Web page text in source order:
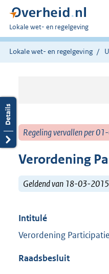
U
bent
hier:
Lokale wet- en regelgeving
Lokale wet- en regelgeving
Regeling vervallen per
Verordening
Geldend van 18-03-
Intitulé
Verordening
Raadsbesluit